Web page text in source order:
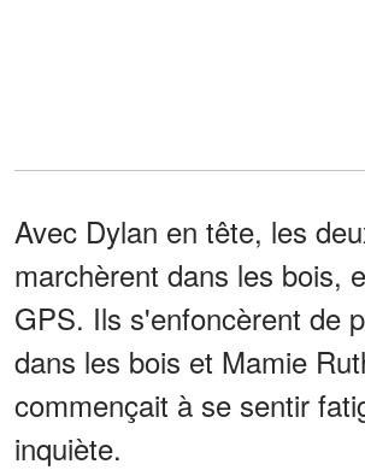
Avec Dylan en tête, les
marchèrent dans les bois,
GPS. Ils s'enfoncèrent de
dans les bois et Mamie
commençait à se sentir
inquiète.